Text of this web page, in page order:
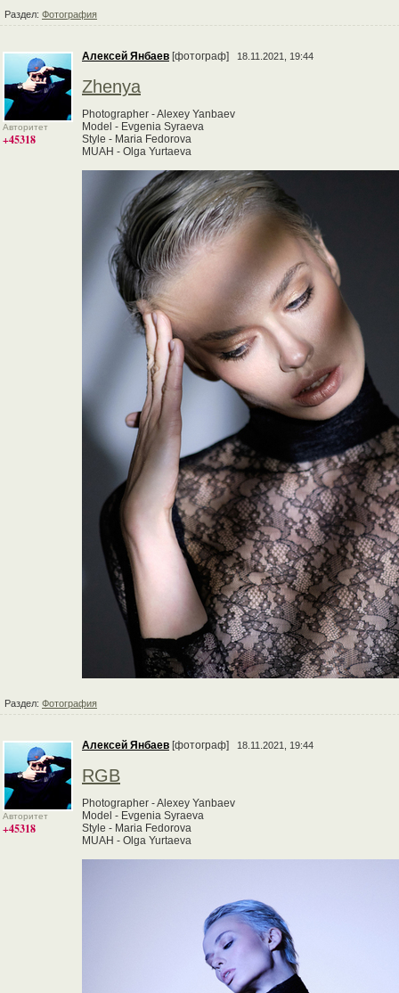
Раздел: Фотография
Авторитет
+45318
Алексей Янбаев [фотограф] 18.11.2021, 19:44
Zhenya
Photographer - Alexey Yanbaev
Model - Evgenia Syraeva
Style - Maria Fedorova
MUAH - Olga Yurtaeva
Раздел: Фотография
Авторитет
+45318
Алексей Янбаев [фотограф] 18.11.2021, 19:44
RGB
Photographer - Alexey Yanbaev
Model - Evgenia Syraeva
Style - Maria Fedorova
MUAH - Olga Yurtaeva